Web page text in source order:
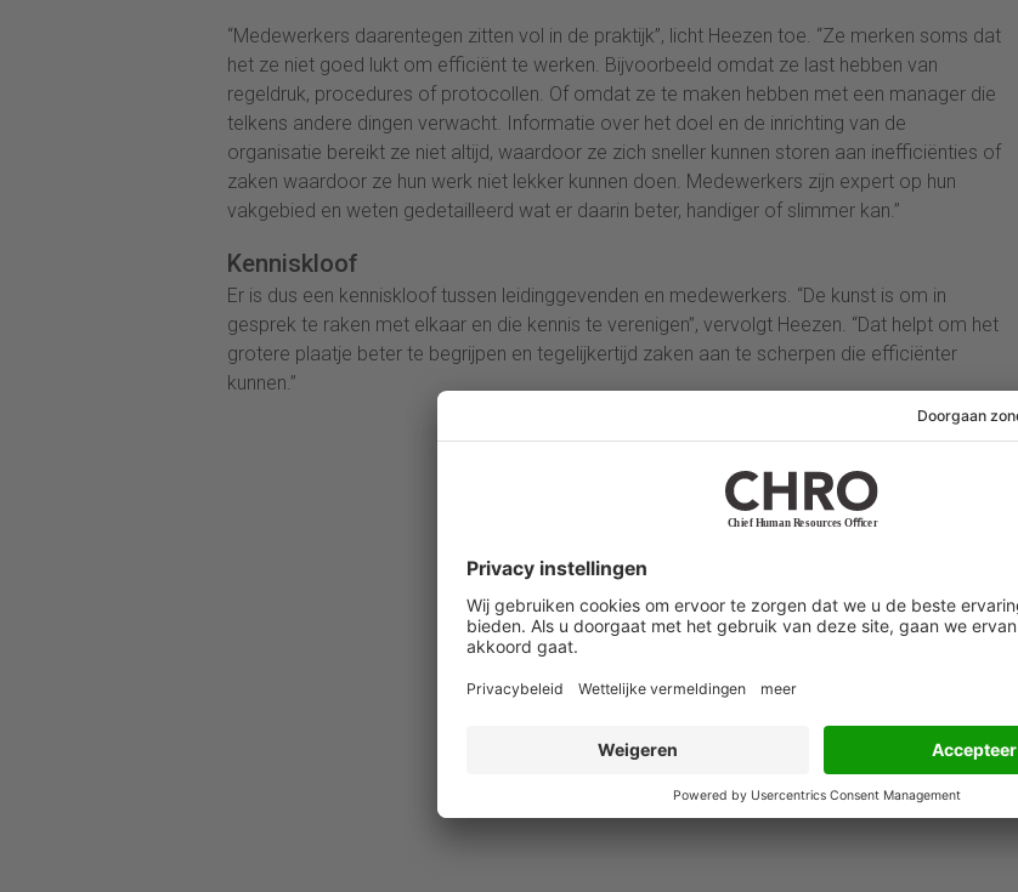
“Medewerkers daarentegen zitten vol in de praktijk”, licht Heezen toe. “Ze merken soms dat
het ze niet goed lukt om efficiënt te werken. Bijvoorbeeld omdat ze last hebben van
regeldruk, procedures of protocollen. Of omdat ze te maken hebben met een manager die
telkens andere dingen verwacht. Informatie over het doel en de inrichting van de
organisatie bereikt ze niet altijd, waardoor ze zich sneller kunnen storen aan inefficiënties of
zaken waardoor ze hun werk niet lekker kunnen doen. Medewerkers zijn expert op hun
vakgebied en weten gedetailleerd wat er daarin beter, handiger of slimmer kan.”
Kenniskloof
Er is dus een kenniskloof tussen leidinggevenden en medewerkers. “De kunst is om in
gesprek te raken met elkaar en die kennis te verenigen”, vervolgt Heezen. “Dat helpt om het
grotere plaatje beter te begrijpen en tegelijkertijd zaken aan te scherpen die efficiënter
kunnen.”